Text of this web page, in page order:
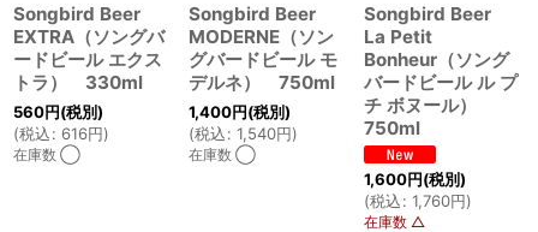
Songbird Beer
EXTRA（ソングバ
ードビール エクス
トラ） 330ml
560円(税別)
(税込: 616円)
在庫数 ◯
Songbird Beer
MODERNE（ソン
グバードビール モ
デルネ） 750ml
1,400円(税別)
(税込: 1,540円)
在庫数 ◯
Songbird Beer
La Petit
Bonheur（ソング
バードビール ル プ
チ ボヌール）
750ml
1,600円(税別)
(税込: 1,760円)
在庫数 △